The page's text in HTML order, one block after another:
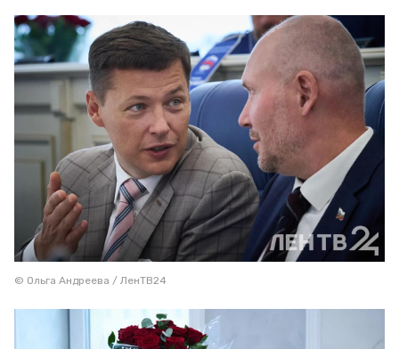
© Ольга Андреева / ЛенТВ24